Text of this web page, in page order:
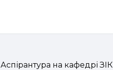
Аспірантура на кафедрі ЗІК